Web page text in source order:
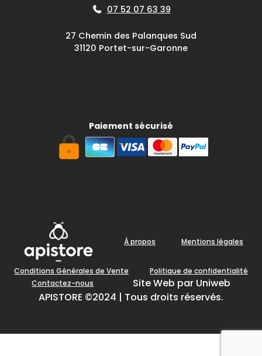
07 52 07 63 39
27 Chemin des Palanques Sud
31120 Portet-sur-Garonne
Paiement sécurisé
À propos Mentions légales
Conditions Générales de Vente
Politique de confidentialité
Contactez-nous
Site Web par Uniweb
APISTORE ©2024 | Tous droits réservés.